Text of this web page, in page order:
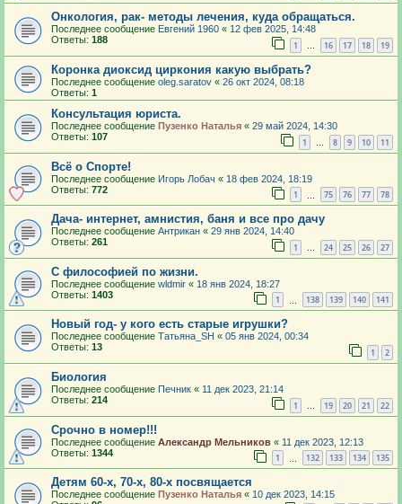
Онкология, рак- методы лечения, куда обращаться.
Последнее сообщение Евгений 1960 « 12 фев 2025, 14:48
Ответы: 188 1 … 16 17 18 19
Коронка диоксид циркония какую выбрать?
Последнее сообщение oleg.saratov « 26 окт 2024, 08:18
Ответы: 1
Консультация юриста.
Последнее сообщение Пузенко Наталья « 29 май 2024, 14:30
Ответы: 107 1 8 9 10 11
Всё о Спорте!
Последнее сообщение Игорь Лобач « 18 фев 2024, 18:19
Ответы: 772 1 75 76 77 78
Дача- интернет, амнистия, баня и все про дачу
Последнее сообщение Антрикан « 29 янв 2024, 14:40
Ответы: 261 1 … 24 25 26 27
С философией по жизни.
Последнее сообщение wldmir « 18 янв 2024, 18:27
Ответы: 1403 1 138 139 140 141
Новый год- у кого есть старые игрушки?
Последнее сообщение Татьяна_SH « 05 янв 2024, 00:34
Ответы: 13 1 2
Биология
Последнее сообщение Печник « 11 дек 2023, 21:14
Ответы: 214 1 … 19 20 21 22
Срочно в номер!!!
Последнее сообщение Александр Мельников « 11 дек 2023, 12:13
Ответы: 1344 1 132 133 134 135
Детям 60-х, 70-х, 80-х посвящается
Последнее сообщение Пузенко Наталья « 10 дек 2023, 14:15